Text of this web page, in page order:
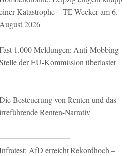
einer Katastrophe – TE-Wecker am 6.
August 2026
Fast 1.000 Meldungen: Anti-Mobbing-
Stelle der EU-Kommission überlastet
Die Besteuerung von Renten und das
irreführende Renten-Narrativ
Infratest: AfD erreicht Rekordhoch –